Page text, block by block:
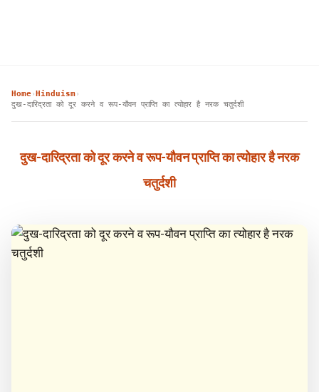
Home› Hinduism›
दुख-दारिद्रता को दूर करने व रूप-यौवन प्राप्ति का त्योहार है नरक चतुर्दशी
दुख-दारिद्रता को दूर करने व रूप-यौवन प्राप्ति का त्योहार है नरक
चतुर्दशी